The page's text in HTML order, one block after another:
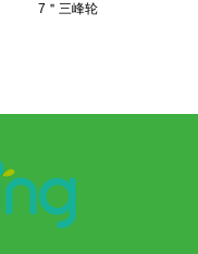
7＂三峰轮